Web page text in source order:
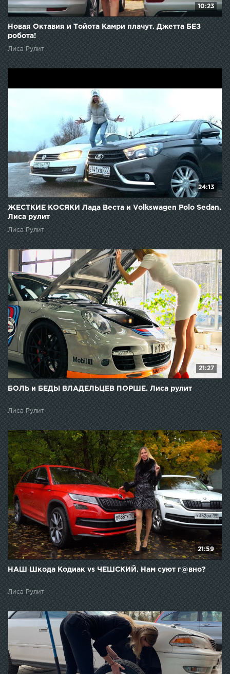
10:23
Новая Октавия и Тойота Камри плачут. Джетта БЕЗ
робота!
Лиса Рулит
24:13
ЖЕСТКИЕ КОСЯКИ Лада Веста и Volkswagen Polo Sedan.
Лиса рулит
Лиса Рулит
21:27
БОЛЬ и БЕДЫ ВЛАДЕЛЬЦЕВ ПОРШЕ. Лиса рулит
Лиса Рулит
21:59
НАШ Шкода Кодиак vs ЧЕШСКИЙ. Нам суют г@вно?
Лиса Рулит